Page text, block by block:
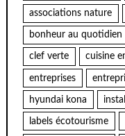
associations nature
bonheur au quotidien
clef verte cuisine
entreprises
hyundai kona
labels écotourisme